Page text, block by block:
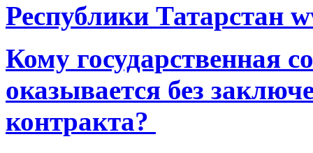
Республики Татарстан
Кому государственная
оказывается без
контракта?